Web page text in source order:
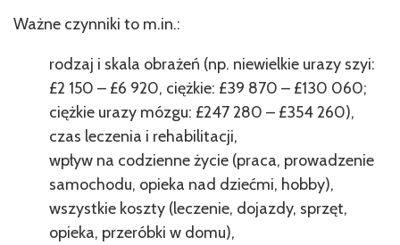
Ważne czynniki to m.in.:
rodzaj i skala obrażeń (np. niewielkie urazy szyi:
£2 150 – £6 920, ciężkie: £39 870 – £130 060;
ciężkie urazy mózgu: £247 280 – £354 260),
czas leczenia i rehabilitacji,
wpływ na codzienne życie (praca, prowadzenie
samochodu, opieka nad dziećmi, hobby),
wszystkie koszty (leczenie, dojazdy, sprzęt,
opieka, przeróbki w domu),